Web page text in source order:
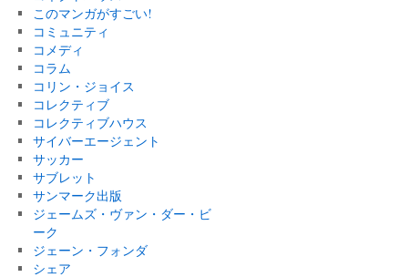
このマンガがすごい!
コミュニティ
コメディ
コラム
コリン・ジョイス
コレクティブ
コレクティブハウス
サイバーエージェント
サッカー
サブレット
サンマーク出版
ジェームズ・ヴァン・ダー・ビ
ーク
ジェーン・フォンダ
シェア